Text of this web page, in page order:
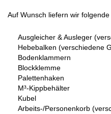
Auf Wunsch liefern wir
Ausgleicher & Ausleger
Hebebalken (verschiedene
Bodenklammern
Blockklemme
Palettenhaken
M³-Kippbehälter
Kubel
Arbeits-/Personenkorb